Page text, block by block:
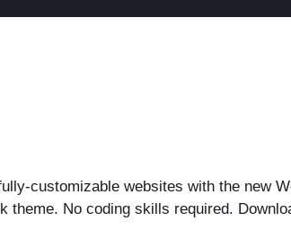
customizable websites with the new
theme. No coding skills required.